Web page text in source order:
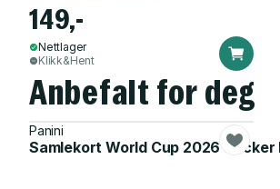
149,-
Nettlager
Klikk&Hent
Anbefalt for deg
Panini
Samlekort World Cup 2026 Sticker